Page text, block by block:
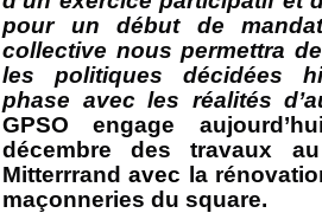
pour un début de
collective nous permettra
les politiques décidées
phase avec les réalités
GPSO engage
décembre des travaux
Mitterrrand avec
la
maçonneries du square.